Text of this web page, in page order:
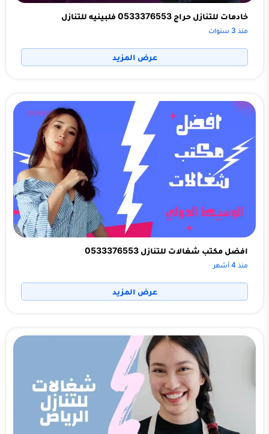
خادمات للتنازل حراج 0533376553 فلبينيه للتنازل
منذ 3 سنوات
عرض المزيد
افضل مكتب شغالات للتنازل 0533376553
منذ 4 أشهر
عرض المزيد